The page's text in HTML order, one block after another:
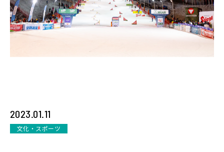
2023.01.11
文化・スポーツ